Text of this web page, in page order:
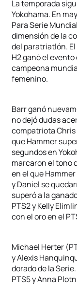
La temporada
Yokohama. En
Para Serie
dimensión de la
del paratriatlón.
H2 ganó el
campeona
femenino.
Barr ganó
no dejó dudas
compatriota Chris
que Hammer
segundos en
marcaron el tono
en el que
y Daniel se
superó a la
PTS2 y Kelly
con el oro en el
Michael Herter
y Alexis
dorado de la
PTS5 y Anna